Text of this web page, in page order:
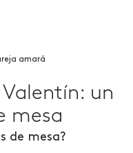
un
mesa
de mesa?